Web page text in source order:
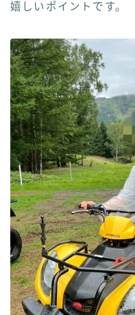
嬉しいポイントです。